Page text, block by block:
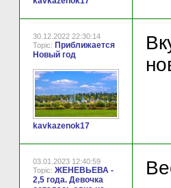
30.12.2022 22:30:14
Topic: Приближается
Новый год
kavkazenok17
03.01.2023 12:40:59
Topic: ЖЕНЕВЬЕВА -
2,5 года. Девочка